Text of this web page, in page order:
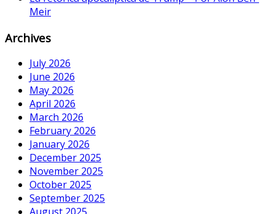
Meir
Archives
July 2026
June 2026
May 2026
April 2026
March 2026
February 2026
January 2026
December 2025
November 2025
October 2025
September 2025